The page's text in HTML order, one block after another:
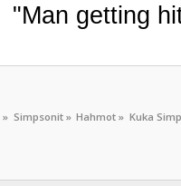
"Man getting
» Simpsonit» Hahmot » Kuka